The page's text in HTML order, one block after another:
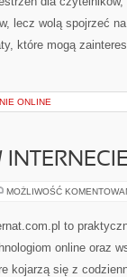
lecz wolą spojrzeć
które mogą
ONLINE
MOŻLIWOŚĆ
to
online oraz
kojarzą się z